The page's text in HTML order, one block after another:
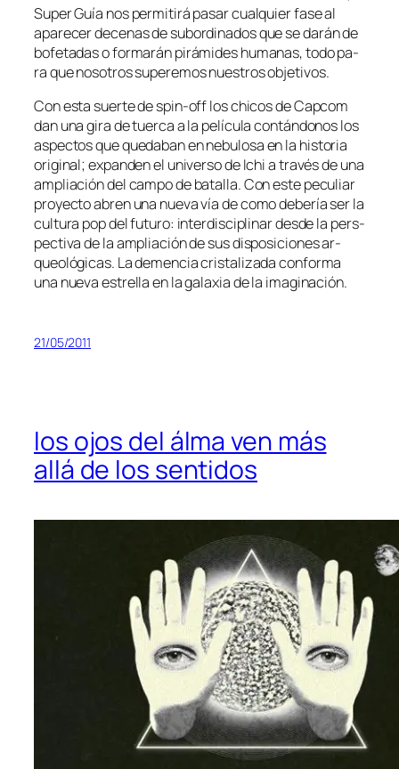
Super Guía nos per­mi­ti­rá pa­sar cual­quier fa­se al
apa­re­cer de­ce­nas de su­bor­di­na­dos que se da­rán de
bo­fe­ta­das o for­ma­rán pi­rá­mi­des hu­ma­nas, to­do pa­
ra que no­so­tros su­pe­re­mos nues­tros objetivos.
Con es­ta suer­te de spin-off los chi­cos de Capcom
dan una gi­ra de tuer­ca a la pe­lí­cu­la con­tán­do­nos los
as­pec­tos que que­da­ban en ne­bu­lo­sa en la his­to­ria
ori­gi­nal; ex­pan­den el uni­ver­so de Ichi a tra­vés de una
am­plia­ción del cam­po de ba­ta­lla. Con es­te pe­cu­liar
pro­yec­to abren una nue­va vía de co­mo de­be­ría ser la
cul­tu­ra pop del fu­tu­ro: in­ter­dis­ci­pli­nar des­de la pers­
pec­ti­va de la am­plia­ción de sus dis­po­si­cio­nes ar­
queo­ló­gi­cas. La de­men­cia cris­ta­li­za­da con­for­ma
una nue­va es­tre­lla en la ga­la­xia de la imaginación.
21/05/2011
los ojos del álma ven más
allá de los sentidos